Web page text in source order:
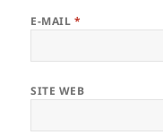
E-MAIL *
SITE WEB